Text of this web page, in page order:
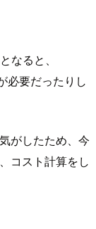
なると、
必要だったりし
がしたため、今
コスト計算をし